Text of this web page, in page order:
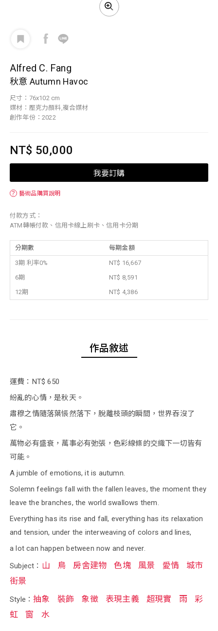
Alfred C. Fang
秋意 Autumn Havoc
尺寸：76x102 cm
媒材：壓克力顏料,複合媒材
創作年份：2022
NT$ 50,000
我要訂購
？ 藝術品購買說明
付款方式：
ATM轉帳付款、信用卡線上刷卡、信用卡分期
分期數 每期金額
3期 利率0%
NT$ 16,667
6期
NT$ 8,591
12期
NT$ 4,386
作品敘述
運費：NT$ 650
紛亂的心情，是秋天。
肅穆之情隨落葉悵然落下，脫離枝頭的瞬間，世界吞沒了
它。
萬物必有盛衰，萬事必有弛張，色彩線條的交織下一切皆有
可能。
A jumble of emotions, it is autumn.
Solemn feelings fall with the fallen leaves, the moment they
leave the branches, the world swallows them.
Everything has its rise and fall, everything has its relaxation
and tension, under the interweaving of colors and lines,
a lot can happen between now and never.
Subject： 山 鳥 房舍建物 色塊 風景 愛情
城市
街景
Style：抽象 裝飾 象徵 表現主義 超現實 雨
彩
虹
窗 水